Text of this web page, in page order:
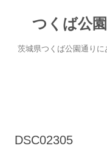
へ
ス
つくば公
茨城県つくば公園通り
DSC02305